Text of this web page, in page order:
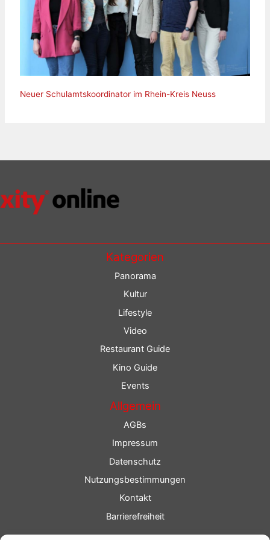
Neuer Schulamtskoordinator im Rhein-Kreis Neuss
Kategorien
Panorama
Kultur
Lifestyle
Video
Restaurant Guide
Kino Guide
Events
Allgemein
AGBs
Impressum
Datenschutz
Nutzungsbestimmungen
Kontakt
Barrierefreiheit